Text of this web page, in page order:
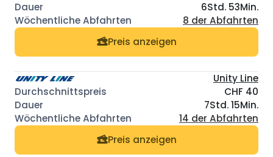
6Std. 53Min.
8 der Abfahrten
Preis anzeigen
Unity Line
CHF 40
7Std. 15Min.
14 der Abfahrten
Preis anzeigen